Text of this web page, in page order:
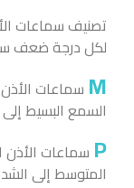
تصنيف سماعات
لكل درجة ضعف
M سماعات
السمع البسيط
P سماعات الأذن
المتوسط إلى